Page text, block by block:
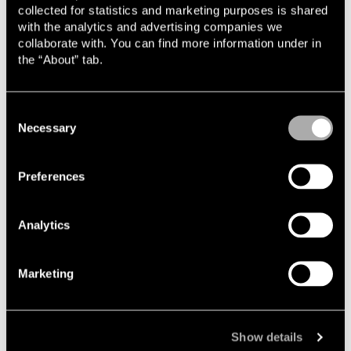
collected for statistics and marketing purposes is shared
with the analytics and advertising companies we
collaborate with. You can find more information under in
the “About” tab.
Selection
Necessary
Preferences
Analytics
Marketing
Show details
Nyheter, event och insikter
Event
Lindahls Karriärdag i Uppsala 2026
Är du i slutet av dina juriststudier eller arbetar